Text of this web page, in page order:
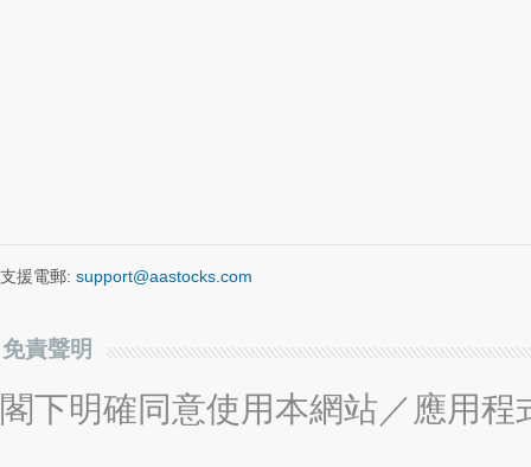
支援電郵: support@aastocks.com
免責聲明
閣下明確同意使用本網站／應用